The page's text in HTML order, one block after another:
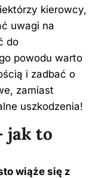
kierowcy,
uwagi na
do
powodu warto
i zadbać o
zamiast
uszkodzenia!
jak to
wiąże się z